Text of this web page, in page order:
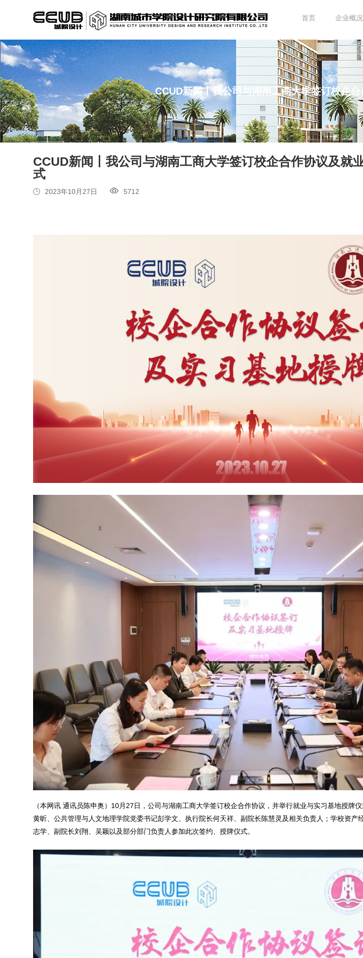
首页 企业概况
CCUD新闻丨我公司与湖南工商大学签订校企
CCUD新闻丨我公司与湖南工商大学签订校企合作协议及就
式
2023年10月27日 5712
（本网讯 通讯员陈申奥）10月27日，公司与湖南工商大学签订校企合作协议，并举行就业与实习基地授牌
黄昕、公共管理与人文地理学院党委书记彭学文、执行院长何天祥、副院长陈慧灵及相关负责人；学校资产
志学、副院长刘翔、吴颖以及部分部门负责人参加此次签约、授牌仪式。